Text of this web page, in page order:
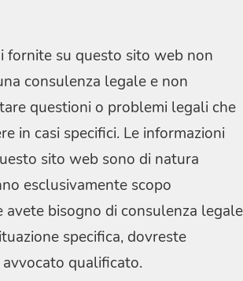
fornite su questo sito web non
consulenza legale e non
questioni o problemi legali che
in casi specifici. Le informazioni
sito web sono di natura
esclusivamente scopo
avete bisogno di consulenza legale
specifica, dovreste
qualificato.